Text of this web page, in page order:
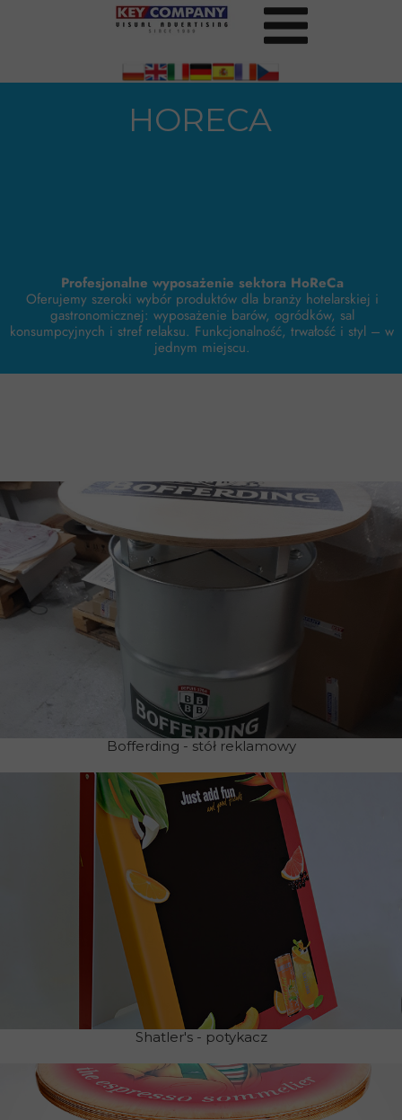
HORECA
Profesjonalne wyposażenie sektora HoReCa
Oferujemy szeroki wybór produktów dla branży hotelarskiej i
gastronomicznej: wyposażenie barów, ogródków, sal
konsumpcyjnych i stref relaksu. Funkcjonalność, trwałość i styl – w
jednym miejscu.
Bofferding - stół reklamowy
Shatler's - potykacz